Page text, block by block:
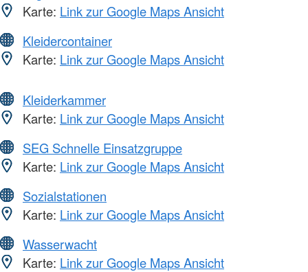
Karte: Link zur Google Maps Ansicht
Kleidercontainer
Karte: Link zur Google Maps Ansicht
Kleiderkammer
Karte: Link zur Google Maps Ansicht
SEG Schnelle Einsatzgruppe
Karte: Link zur Google Maps Ansicht
Sozialstationen
Karte: Link zur Google Maps Ansicht
Wasserwacht
Karte: Link zur Google Maps Ansicht